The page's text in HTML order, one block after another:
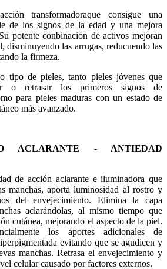
transformadoraque consigue una
de los signos de la edad y una mejora
potente conbinación de activos mejoran
disminuyendo las arrugas, reducuendo las
la firmeza.
tipo de pieles, tanto pieles jóvenes que
o retrasar los primeros signos de
para pieles maduras con un estado de
más avanzado.
ACLARANTE - ANTIEDAD
de acción aclarante e iluminadora que
manchas, aporta luminosidad al rostro y
del envejecimiento. Elimina la capa
aclarándolas, al mismo tiempo que
cutánea, mejorando el aspecto de la piel.
los aportes adicionales de
evitando que se agudicen y
manchas. Retrasa el envejecimiento y
celular causado por factores externos.